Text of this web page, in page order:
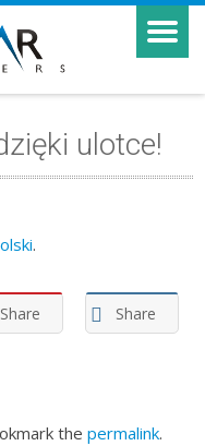
ulotce!
.
Share Share
the permalink.